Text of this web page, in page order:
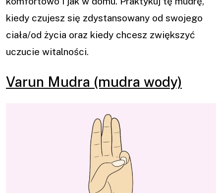
kiedy czujesz się zdystansowany od swojego
ciała/od życia oraz kiedy chcesz zwiększyć
uczucie witalności.
Varun Mudra (mudra wody)